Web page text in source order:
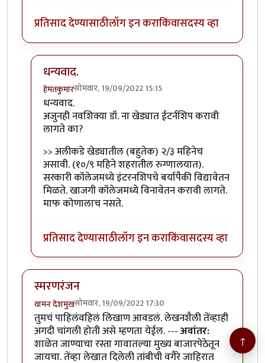
प्रतिसाद देण्यासाठीलॉग इन कराकिंवासदस्य व्हा
धन्यवाद.
हेमंतकुमारसोमवार, 19/09/2022 15:15
In reply to
धन्यवाद.
अजुनही नवशिक्या डॉ. ना खेड्यात ईटर्नशिप करावी
लागते का?
>> अलीकडे खेड्यातील (बहुतेक) २/३ महिनेच
असावी. (१०/९ महिने शहरातील रुग्णालयात).
सरकारी कॉलेजमध्ये इंटरनशिपचे बर्यापैकी विद्यावेतन
मिळते. खाजगी कॉलेजमध्ये विनावेतन करावी लागते.
माफ कोणालाच नसते.
प्रतिसाद देण्यासाठीलॉग इन कराकिंवासदस्य व्हा
स्मरणरंजन
वामन देशमुखसोमवार, 19/09/2022 17:30
तुमचं पाहिलंवहिलं लिखाण आवडलं. लेखनशैली तेंव्हाही
अगदी चांगली होती असे म्हणता येईल. ---अवांतर:
शाळेत जाण्याचा रस्ता गावातल्या मुख्य बाजारपेठेतून
जायचा. तेंव्हा लेखात दिलेली तांबीची वगैरे जाहिरात
↑